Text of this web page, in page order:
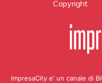
Copyright
ImpresaCity e' un canale di